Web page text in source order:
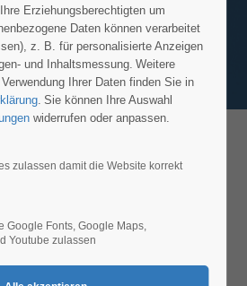
MS S66-8E
Modell MS S66-8E
Erziehungsberechtigten um
Daten können verarbeitet
z. B. für personalisierte Anzeigen
und Inhaltsmessung. Weitere
Ihrer Daten finden Sie in
. Sie können Ihre Auswahl
widerrufen oder anpassen.
zulassen damit die Website korrekt
Google Fonts, Google Maps,
Youtube zulassen